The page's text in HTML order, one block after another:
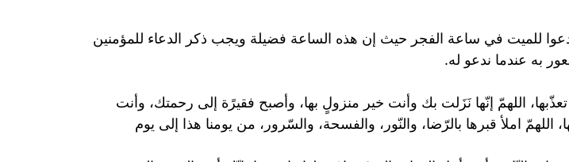
للميت في ساعة الفجر حيث إن هذه الساعة فضيلة ويجب ذكر الدعاء للمؤمنين
به عندما ندعو له.
اللهمّ إنّها نَزَلت بك وأنت خير منزولٍ بها، وأصبح فقيرًة إلى رحمتك، وأنت
املأ قبرها بالرّضا، والنّور، والفسحة، والسّرور، من يومنا هذا إلى يوم